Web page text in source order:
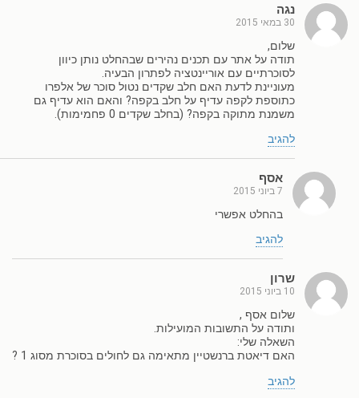
נגה
30 במאי 2015
שלום,
תודה על אתר עם תכנים נהירים שבהחלט נותן כיוון
לסוכרתיים עם אוריינטציה לפתרון הבעיה.
מעוניינת לדעת האם חלב שקדים נטול סוכר של אלפרו
כתוספת לקפה עדיף על חלב בקפה? והאם הוא עדיף גם
משמנת מתוקה בקפה? (בחלב שקדים 0 פחמימות).
להגיב
אסף
7 ביוני 2015
בהחלט אפשרי
להגיב
שרון
10 ביוני 2015
שלום אסף ,
ותודה על התשובות המועילות.
השאלה שלי:
האם דיאטת ברנשטיין מתאימה גם לחולים בסוכרת מסוג 1 ?
להגיב